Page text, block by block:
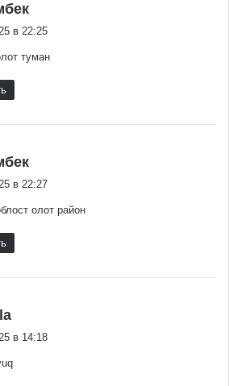
в 22:25
туман
в 22:27
олот район
в 14:18